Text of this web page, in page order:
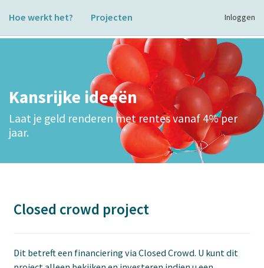
Hoe werkt het? Projecten Inloggen
Kansrijke ideeën
Laat je geld renderen met rentes vanaf 4% per
jaar.
Closed crowd project
Dit betreft een financiering via Closed Crowd. U kunt dit